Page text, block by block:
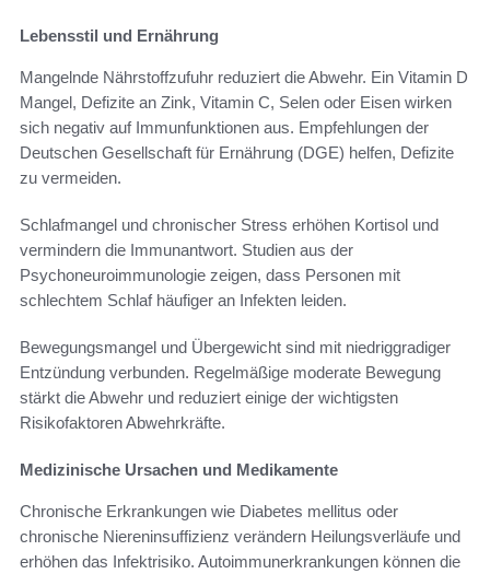
Lebensstil und Ernährung
Mangelnde Nährstoffzufuhr reduziert die Abwehr. Ein Vitamin D
Mangel, Defizite an Zink, Vitamin C, Selen oder Eisen wirken
sich negativ auf Immunfunktionen aus. Empfehlungen der
Deutschen Gesellschaft für Ernährung (DGE) helfen, Defizite
zu vermeiden.
Schlafmangel und chronischer Stress erhöhen Kortisol und
vermindern die Immunantwort. Studien aus der
Psychoneuroimmunologie zeigen, dass Personen mit
schlechtem Schlaf häufiger an Infekten leiden.
Bewegungsmangel und Übergewicht sind mit niedriggradiger
Entzündung verbunden. Regelmäßige moderate Bewegung
stärkt die Abwehr und reduziert einige der wichtigsten
Risikofaktoren Abwehrkräfte.
Medizinische Ursachen und Medikamente
Chronische Erkrankungen wie Diabetes mellitus oder
chronische Niereninsuffizienz verändern Heilungsverläufe und
erhöhen das Infektrisiko. Autoimmunerkrankungen können die